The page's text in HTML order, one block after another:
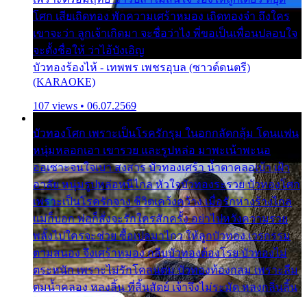
โศก เสียเถิดทอง พักความเศร้าหมอง เถิดทองจ๋า ถึงใคร
เขาจะว่า ลูกเจ้าเกิดมา จะชื่อว่าไง พี่ขอเป็นเพื่อนปลอบใจ
จะตั้งชื่อให้ ว่าไอ้บังเอิญ
บัวทองร้องไห้ - เทพพร เพชรอุบล (ซาวด์ดนตรี)
(KARAOKE)
107 views • 06.07.2569
บัวทองโศก เพราะเป็นโรครักรุม ในอกกลัดกลุ้ม โดนแฟน
หนุ่มหลอกเอา เขารวย และรูปหล่อ มาพะเน้าพะนอ
ออเซาะจนใจเบา สงสาร บัวทองเศร้า น้ำตาคลอเบ้า เฝ้า
อาลัย หนุ่มรูปหล่อหนีไกล หัวใจบัวทองระรวย บัวทองโศก
เพราะเป็นโรครักจาง ชีวิตเคว้งคว้าง เมื่อรักห่างร้างไกล
แม่ก็บอก พ่อก็สั่งจะรักใครสักครั้ง อย่าไปหวังความรวย
พลั้งไปใครจะช่วย ซื้อเปลมาไกว ให้ลูกบัวทอง เวรกรรม
ตามสนอง จึงเศร้าหมอง กลีบบัวทองต้องโรย บัวทองไม่
ตระหนัก เพราะไม่รักโคลนตม บัวทองท้องกลม เพราะลืม
ตมน้ำคลอง หลงลิ้น ที่สิ้นสัตย์ เจ้าจึงไม่ระมัด หลงกลิ่นลิ้น